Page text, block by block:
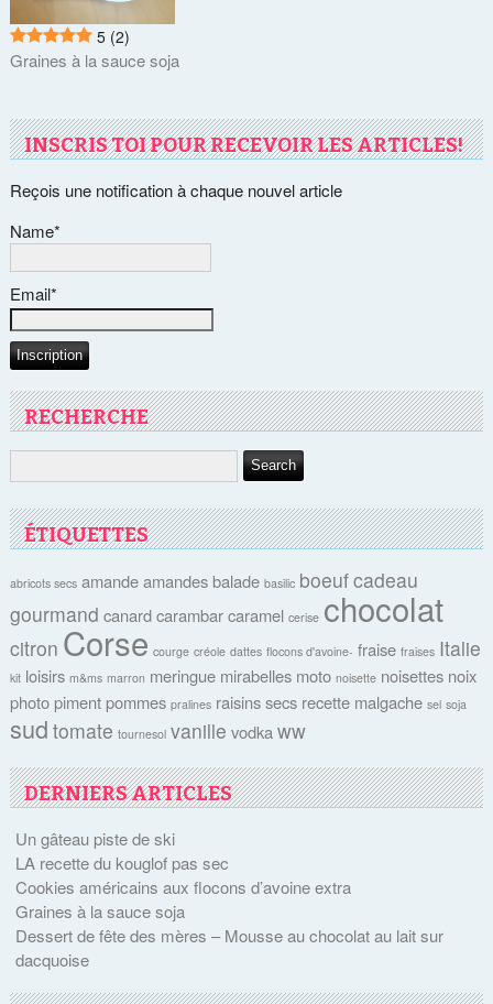
5 (2)
Graines à la sauce soja
INSCRIS TOI POUR RECEVOIR LES ARTICLES!
Reçois une notification à chaque nouvel article
Name*
Email*
RECHERCHE
ÉTIQUETTES
abricots secs amande amandes balade basilic boeufcadeau
gourmand canard carambar caramel cerise chocolat
citron Corse courge créole dattes flocons d'avoine- fraise fraises Italie
kit loisirs m&ms marron meringue mirabelles moto noisette noisettes noix
photo piment pommes pralines raisins secs recette malgache sel soja
sud tomate tournesol vanille vodka ww
DERNIERS ARTICLES
Un gâteau piste de ski
LA recette du kouglof pas sec
Cookies américains aux flocons d’avoine extra
Graines à la sauce soja
Dessert de fête des mères – Mousse au chocolat au lait sur
dacquoise